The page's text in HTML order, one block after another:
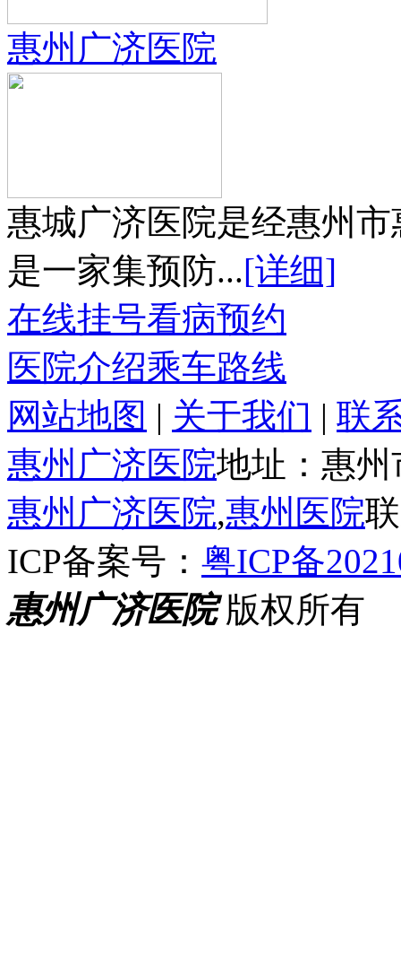
惠州广济医院
惠城广济医院是经惠州
是一家集预防...[详细]
在线挂号看病预约
医院介绍乘车路线
网站地图 | 关于我们 | 联
惠州广济医院地址：惠
惠州广济医院,惠州医院
ICP备案号： 粤ICP备
惠州广济医院版权所有